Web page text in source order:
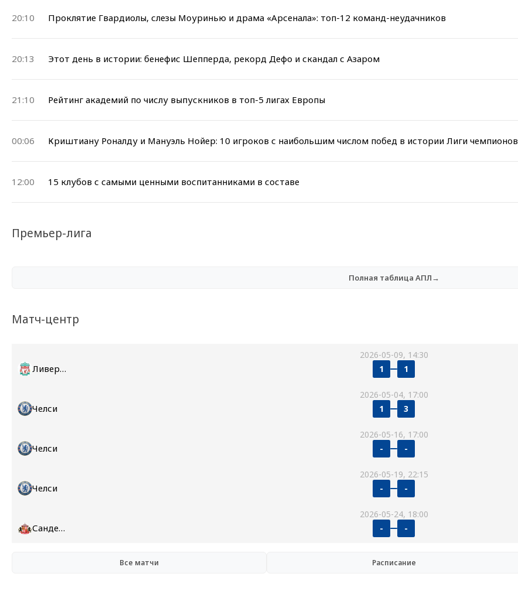
20:10 Проклятие Гвардиолы, слезы Моуринью и драма «Арсенала»: топ-12 команд-неудачников
20:13 Этот день в истории: бенефис Шепперда, рекорд Дефо и скандал с Азаром
21:10 Рейтинг академий по числу выпускников в топ-5 лигах Европы
00:06 Криштиану Роналду и Мануэль Нойер: 10 игроков с наибольшим числом побед в истории Лиги чемпионов
12:00 15 клубов с самыми ценными воспитанниками в составе
Премьер-лига
Полная таблица АПЛ→
Матч-центр
2026-05-09, 14:30
Ливерпуль 1 1
2026-05-04, 17:00
Челси 1 3
2026-05-16, 17:00
Челси - -
2026-05-19, 22:15
Челси - -
2026-05-24, 18:00
Сандерленд - -
Все матчи Расписание